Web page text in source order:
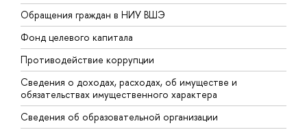
Обращения граждан в НИУ ВШЭ
Фонд целевого капитала
Противодействие коррупции
Сведения о доходах, расходах, об имуществе и
обязательствах имущественного характера
Сведения об образовательной организации